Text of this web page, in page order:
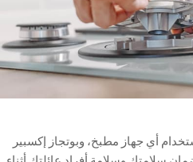
أي جهاز مطبخ، وبوتجاز إكسبير